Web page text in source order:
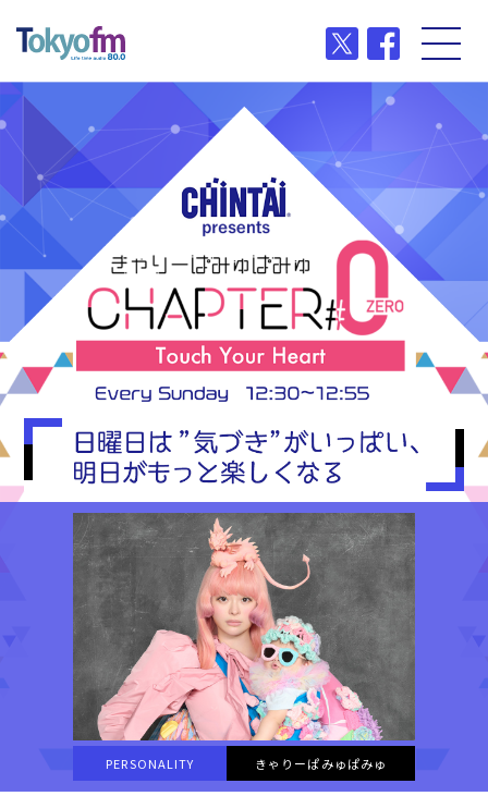
PERSONALITY きゃりーぱみゅぱみゅ